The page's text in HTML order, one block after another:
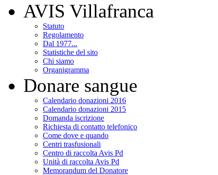
AVIS Villafranca
Statuto
Regolamento
Dal 1977...
Statistiche del sito
Chi siamo
Organigramma
Donare sangue
Calendario donazioni 2016
Calendario donazioni 2015
Domanda iscrizione
Richiesta di contatto telefonico
Come dove e quando
Centri trasfusionali
Centro di raccolta Avis Pd
Unità di raccolta Avis Pd
Memorandum del Donatore